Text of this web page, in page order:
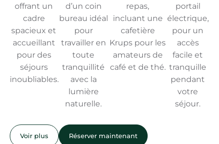
offrant un
cadre
spacieux et
accueillant
pour des
séjours
inoubliables.
d’un coin
bureau idéal
pour
travailler en
toute
tranquillité
avec la
lumière
naturelle.
repas,
incluant une
cafetière
Krups pour les
amateurs de
café et de thé.
portail
électrique,
pour un
accès
facile et
tranquille
pendant
votre
séjour.
Voir plus Réserver maintenant